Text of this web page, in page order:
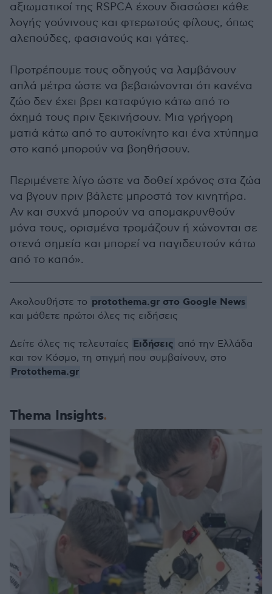
αξιωματικοί της RSPCA έχουν διασώσει κάθε
λογής γούνινους και φτερωτούς φίλους, όπως
αλεπούδες, φασιανούς και γάτες.
Προτρέπουμε τους οδηγούς να λαμβάνουν
απλά μέτρα ώστε να βεβαιώνονται ότι κανένα
ζώο δεν έχει βρει καταφύγιο κάτω από το
όχημά τους πριν ξεκινήσουν. Μια γρήγορη
ματιά κάτω από το αυτοκίνητο και ένα χτύπημα
στο καπό μπορούν να βοηθήσουν.
Περιμένετε λίγο ώστε να δοθεί χρόνος στα ζώα
να βγουν πριν βάλετε μπροστά τον κινητήρα.
Αν και συχνά μπορούν να απομακρυνθούν
μόνα τους, ορισμένα τρομάζουν ή χώνονται σε
στενά σημεία και μπορεί να παγιδευτούν κάτω
από το καπό».
Thema Insights
Ακολουθήστε το protothema.gr στο Google News
και μάθετε πρώτοι όλες τις ειδήσεις
Δείτε όλες τις τελευταίες Ειδήσεις από την Ελλάδα
και τον Κόσμο, τη στιγμή που συμβαίνουν, στο
Protothema.gr